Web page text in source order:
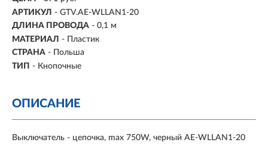
АРТИКУЛ - GTV.AE-WLLAN1-20
ДЛИНА ПРОВОДА - 0,1 м
МАТЕРИАЛ - Пластик
СТРАНА - Польша
ТИП - Кнопочные
ОПИСАНИЕ
Выключатель - цепочка, max 750W, черный AE-WLLAN1-20